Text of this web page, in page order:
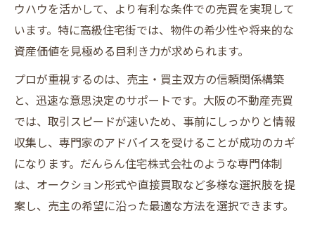
ウハウを活かして、より有利な条件での売買を実現して
います。特に高級住宅街では、物件の希少性や将来的な
資産価値を見極める目利き力が求められます。
プロが重視するのは、売主・買主双方の信頼関係構築
と、迅速な意思決定のサポートです。大阪の不動産売買
では、取引スピードが速いため、事前にしっかりと情報
収集し、専門家のアドバイスを受けることが成功のカギ
になります。だんらん住宅株式会社のような専門体制
は、オークション形式や直接買取など多様な選択肢を提
案し、売主の希望に沿った最適な方法を選択できます。